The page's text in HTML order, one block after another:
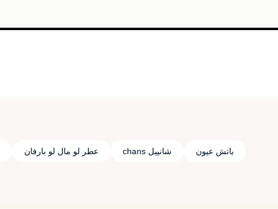
باتش عيون شانييل chans عطر لو مال لو بارفان